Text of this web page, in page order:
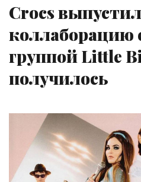
Crocs выпустил
коллаборацию
группой Little
получилось